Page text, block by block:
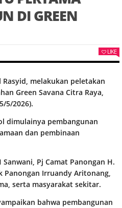
DI GREEN
LIKE
Rasyid, melakukan peletakan
Green Savana Citra Raya,
5/2026).
dimulainya pembangunan
dan pembinaan
Pj Camat Panongan H.
Panongan Irruandy Aritonang,
serta masyarakat sekitar.
bahwa pembangunan